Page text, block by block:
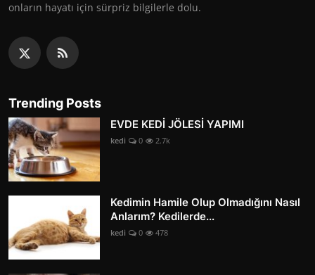
onların hayatı için sürpriz bilgilerle dolu.
Trending Posts
EVDE KEDİ JÖLESİ YAPIMI
kedi 0 2.7k
Kedimin Hamile Olup Olmadığını Nasıl
Anlarım? Kedilerde...
kedi 0 478